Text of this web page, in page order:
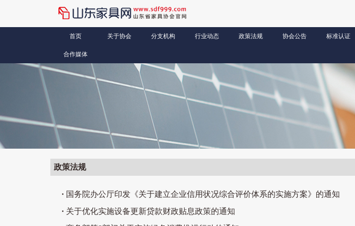
首页 关于协会 分支机构 行业动态 政策法规 协会公告 标准认证
合作媒体
政策法规
· 国务院办公厅印发《关于建立企业信用状况综合评价体系的实施方案》的通知
· 关于优化实施设备更新贷款财政贴息政策的通知